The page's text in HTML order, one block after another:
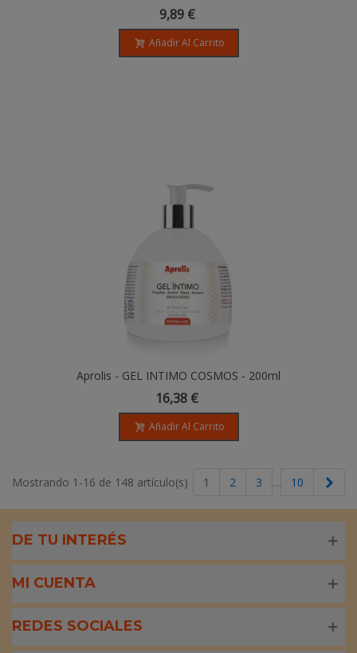
Caléndula - 250ml - Organyc
9,89 €
Añadir Al Carrito
Aprolis - GEL INTIMO COSMOS - 200ml
16,38 €
Añadir Al Carrito
Mostrando 1-16 de 148 artículo(s) 1 2 3 … 10
DE TU INTERÉS
MI CUENTA
REDES SOCIALES